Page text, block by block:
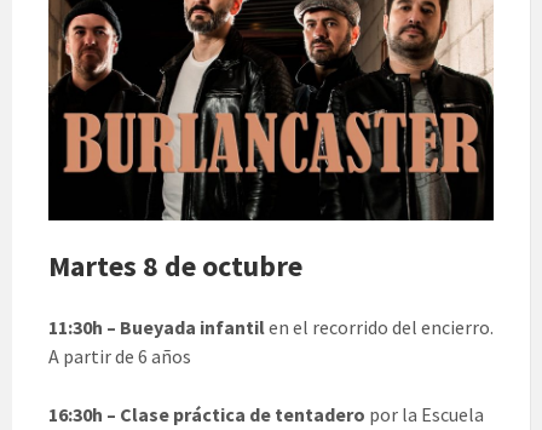
Martes 8 de octubre
11:30h – Bueyada infantilen el recorrido del encierro.
A partir de 6 años
16:30h – Clase práctica de tentadero por la Escuela